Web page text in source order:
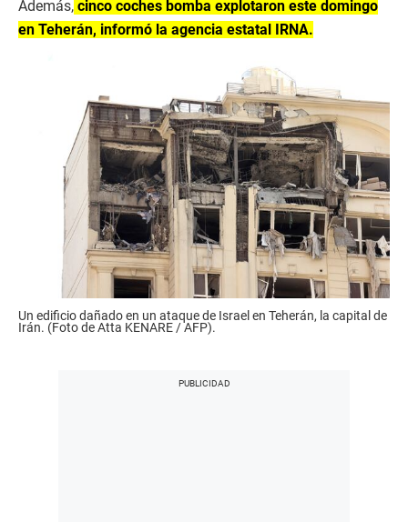
Además, cinco coches bomba explotaron este domingo
en Teherán, informó la agencia estatal IRNA.
Un edificio dañado en un ataque de Israel en Teherán, la capital de
Irán. (Foto de Atta KENARE / AFP).